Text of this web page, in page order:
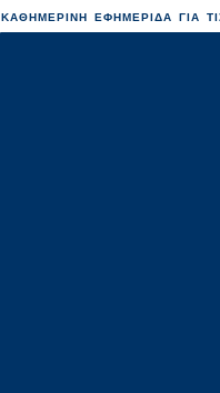
ΚΑΘΗΜΕΡΙΝΗ ΕΦΗΜΕΡΙΔΑ ΓΙΑ